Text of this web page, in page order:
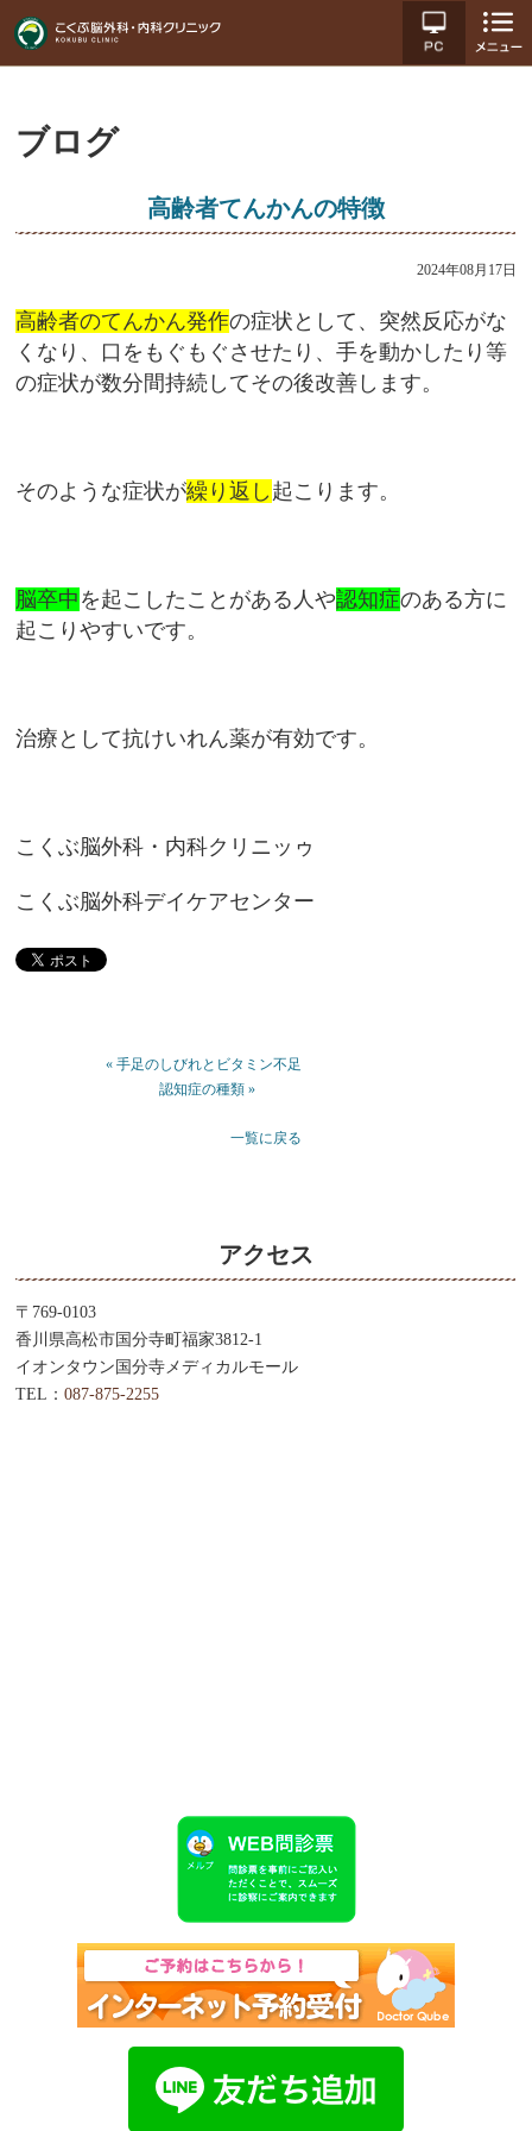
ブログ
高齢者てんかんの特徴
2024年08月17日
高齢者のてんかん発作の症状として、突然反応がな
くなり、口をもぐもぐさせたり、手を動かしたり等
の症状が数分間持続してその後改善します。
そのような症状が繰り返し 起こります。
脳卒中 を起こしたことがある人や認知症のある方に
起こりやすいです。
治療として抗けいれん薬が有効です。
こくぶ脳外科・内科クリニッゥ
こくぶ脳外科デイケアセンター
« 手足のしびれとビタミン不足
認知症の種類 »
一覧に戻る
アクセス
〒769-0103
香川県高松市国分寺町福家3812-1
イオンタウン国分寺メディカルモール
TEL：087-875-2255